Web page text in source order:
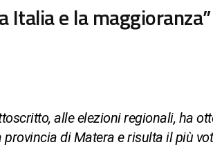
Italia e la maggioranza”
alle elezioni regionali, ha
di Matera e risulta il più